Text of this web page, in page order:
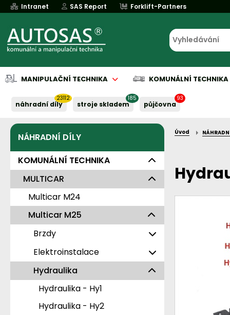
Intranet SAS Report Forklift-Partners
MANIPULAČNÍ TECHNIKA KOMUNÁLNÍ TECHNIKA
náhradní díly
23112
stroje skladem
185
půjčovna
93
NÁHRADNÍ DÍLY
KOMUNÁLNÍ TECHNIKA
MULTICAR
Multicar M24
Multicar M25
Brzdy
B1 - pedál brzdy
Brzdy - B2
Brzdy - B3
Brzdy - B4
Elektroinstalace
Elektro - E1
Elektro - E2
Elektro - E3
Hydraulika
Hydraulika - Hy1
Hydraulika - Hy2
Úvod